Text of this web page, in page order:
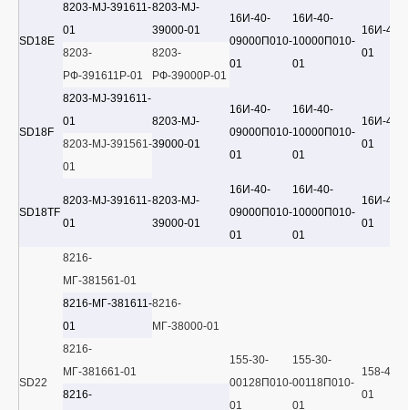
SD18E
8203-MJ-391611-
01
8203-MJ-
39000-01
16И-40-
09000П010-
01
16И-40-
10000П010-
01
16И-40-
01
8203-
РФ-391611Р-01
8203-
РФ-39000Р-01
SD18F
8203-MJ-391611-
01
8203-MJ-
39000-01
16И-40-
09000П010-
01
16И-40-
10000П010-
01
16И-40-
01
8203-MJ-391561-
01
SD18TF
8203-MJ-391611-
01
8203-MJ-
39000-01
16И-40-
09000П010-
01
16И-40-
10000П010-
01
16И-40-
01
SD22
8216-
МГ-381561-01
8216-
МГ-38000-01
155-30-
00128П010-
01
155-30-
00118П010-
01
158-40-
01
8216-МГ-381611-
01
8216-
МГ-381661-01
8216-